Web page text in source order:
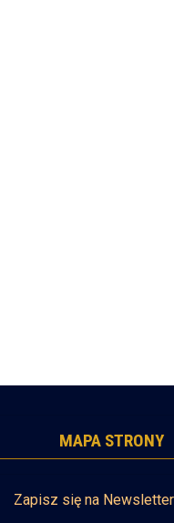
MAPA STRONY
Zapisz się na